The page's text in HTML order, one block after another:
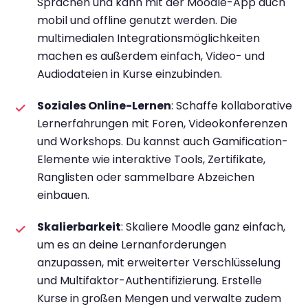
mobil und offline genutzt werden. Die
multimedialen Integrationsmöglichkeiten
machen es außerdem einfach, Video- und
Audiodateien in Kurse einzubinden.
Soziales Online-Lernen: Schaffe kollaborative
Lernerfahrungen mit Foren, Videokonferenzen
und Workshops. Du kannst auch Gamification-
Elemente wie interaktive Tools, Zertifikate,
Ranglisten oder sammelbare Abzeichen
einbauen.
Skalierbarkeit: Skaliere Moodle ganz einfach,
um es an deine Lernanforderungen
anzupassen, mit erweiterter Verschlüsselung
und Multifaktor-Authentifizierung. Erstelle
Kurse in großen Mengen und verwalte zudem